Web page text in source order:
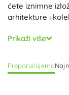
ćete iznimne
arhitekture i
Svaki model iz
precizne
Mnogi LEGO
nazivom
arhitektonskom
Prikaži više
Preporučujemo